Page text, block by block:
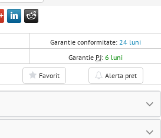
Garantie conformitate: 24 luni
Garantie PJ: 6 luni
Favorit Alerta pret